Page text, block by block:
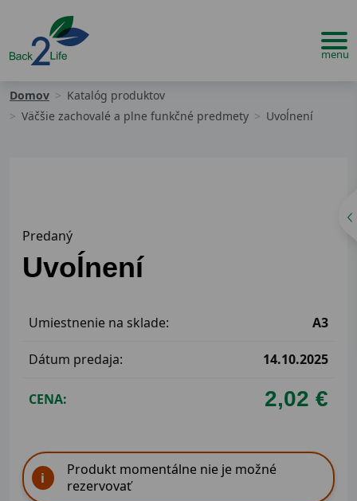
Domov
Katalóg produktov
Väčšie zachovalé a plne funkčné predmety
Uvoĺnení
Predaný
Uvoĺnení
Umiestnenie na sklade: A3
Dátum predaja: 14.10.2025
CENA: 2,02 €
Produkt momentálne nie je možné
rezervovať